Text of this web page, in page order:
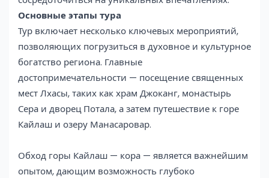
Основные этапы тура
Тур включает несколько ключевых мероприятий,
позволяющих погрузиться в духовное и культурное
богатство региона. Главные
достопримечательности — посещение священных
мест Лхасы, таких как храм Джоканг, монастырь
Сера и дворец Потала, а затем путешествие к горе
Кайлаш и озеру Манасаровар.
Обход горы Кайлаш — кора — является важнейшим
опытом, дающим возможность глубоко